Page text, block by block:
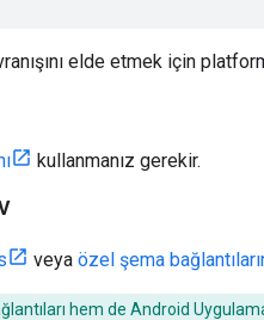
elde etmek için
kullanmanız gerekir.
veya özel şema
hem de Android